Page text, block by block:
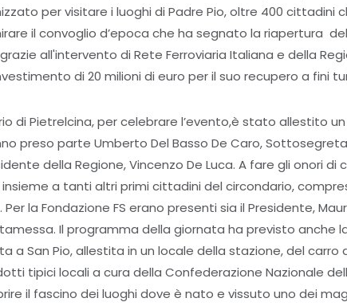
per visitare i luoghi di Padre Pio, oltre 400 cittadini
il convoglio d’epoca che ha segnato la riapertura
all'intervento di Rete Ferroviaria Italiana e della
di 20 milioni di euro per il suo recupero a fini
di Pietrelcina, per celebrare l’evento,è stato allestito
preso parte Umberto Del Basso De Caro,
della Regione, Vincenzo De Luca. A fare gli onori di
insieme a tanti altri primi cittadini del circondario,
la Fondazione FS erano presenti sia il Presidente,
Il programma della giornata ha previsto anche
a San Pio, allestita in un locale della stazione, del carro
tipici locali a cura della Confederazione Nazionale
il fascino dei luoghi dove è nato e vissuto uno dei